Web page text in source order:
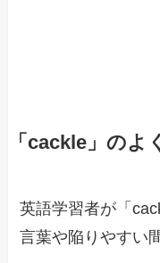
「cackle」のよ
英語学習者が「
言葉や陥りやすい